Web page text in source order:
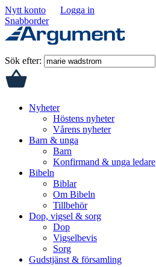
Nytt konto
Logga in
Snabborder
Sök efter:
Nyheter
Höstens nyheter
Vårens nyheter
Barn & unga
Barn
Konfirmand & unga ledare
Bibeln
Biblar
Om Bibeln
Tillbehör
Dop, vigsel & sorg
Dop
Vigselbevis
Sorg
Gudstjänst & församling